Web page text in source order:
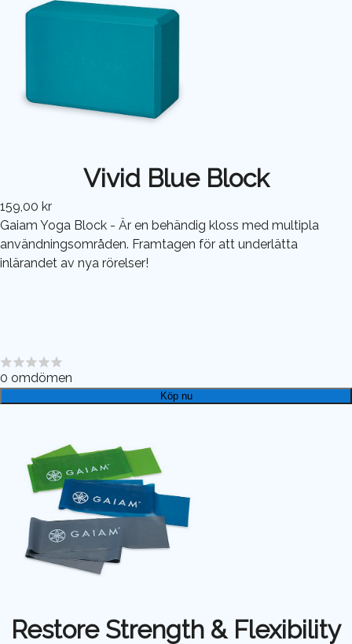
Vivid Blue Block
159,00 kr
Gaiam Yoga Block - Är en behändig kloss med multipla
användningsområden. Framtagen för att underlätta
inlärandet av nya rörelser!
0 omdömen
Köp nu
Restore Strength & Flexibility